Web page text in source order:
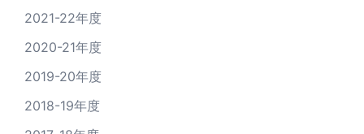
2021-22年度
2020-21年度
2019-20年度
2018-19年度